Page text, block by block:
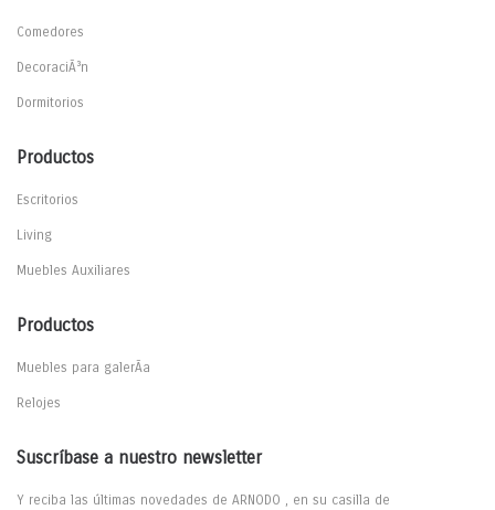
Comedores
DecoraciÃ³n
Dormitorios
Productos
Escritorios
Living
Muebles Auxiliares
Productos
Muebles para galerÃ­a
Relojes
Suscríbase a nuestro newsletter
Y reciba las últimas novedades de ARNODO , en su casilla de